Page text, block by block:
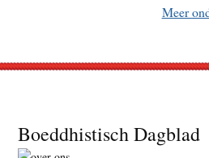
Meer
Footer
Boeddhistisch Dagblad